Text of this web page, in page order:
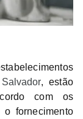
Salvador, estão
com os
fornecimento